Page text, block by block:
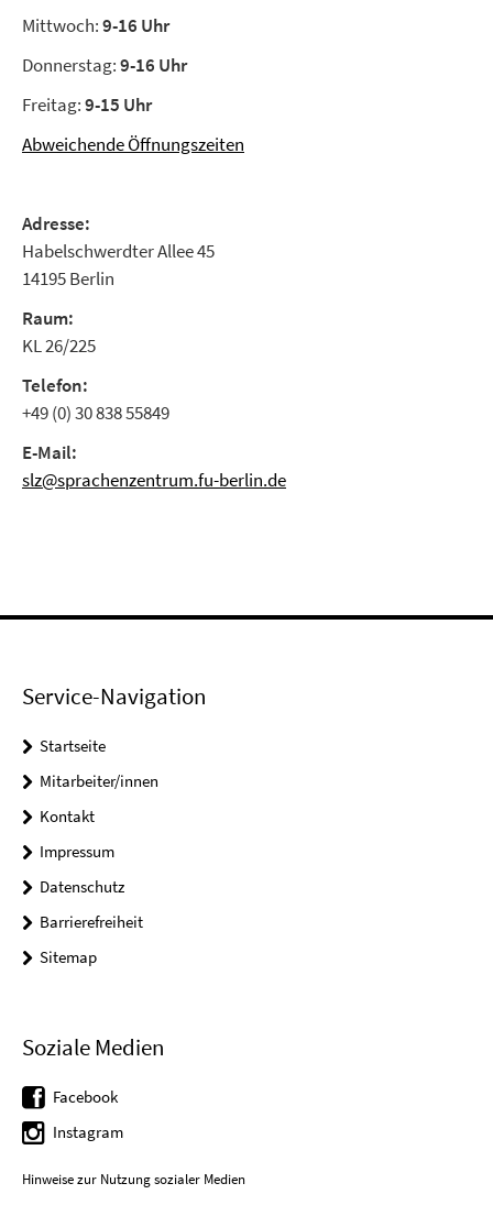
Mittwoch:9-16 Uhr
Donnerstag:9-16 Uhr
Freitag:9-15 Uhr
Abweichende Öffnungszeiten
Adresse:
Habelschwerdter Allee 45
14195 Berlin
Raum:
KL 26/225
Telefon:
+49 (0) 30 838 55849
E-Mail:
slz@sprachenzentrum.fu-berlin.de
Service-Navigation
Startseite
Mitarbeiter/innen
Kontakt
Impressum
Datenschutz
Barrierefreiheit
Sitemap
Soziale Medien
Facebook
Instagram
Hinweise zur Nutzung sozialer Medien